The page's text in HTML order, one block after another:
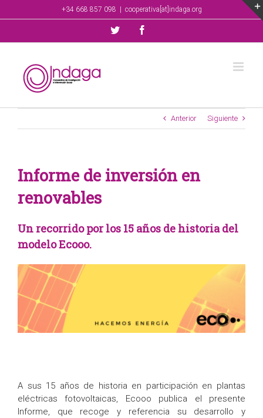
+34 668 857 098 cooperativa[at]indaga.org
Twitter
Anterior Siguiente
Informe de inversión en
renovables
Un recorrido por los 15 años de historia del
modelo Ecooo.
A sus 15 años de historia en participación en plantas
eléctricas fotovoltaicas, Ecooo publica el presente
Informe, que recoge y referencia su desarrollo y